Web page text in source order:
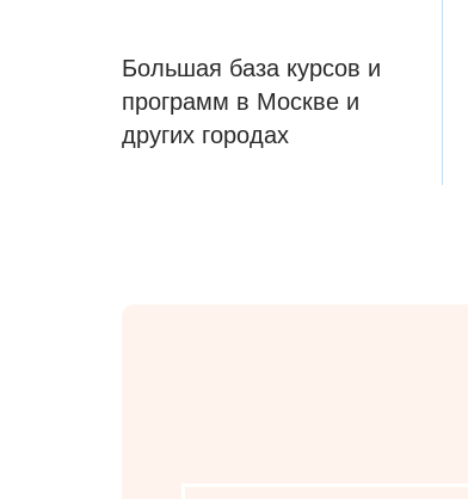
Большая база курсов и
программ в Москве и
других городах